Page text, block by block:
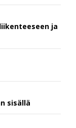
ja
sisällä